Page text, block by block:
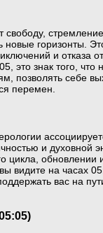
свободу,
новые горизонты.
и отказа
это знак того, что
позволять себе
перемен.
и духовной
цикла, обновлении
видите на часах
вас на